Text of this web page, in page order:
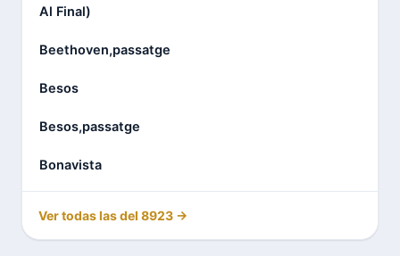
Al Final)
Beethoven,passatge
Besos
Besos,passatge
Bonavista
Ver todas las del 8923 →